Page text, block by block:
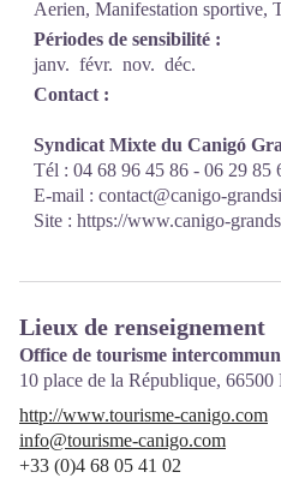
Aerien, Manifestation sportive,
Périodes de sensibilité :
janv. févr. nov. déc.
Contact :
Syndicat Mixte du Canigó
Tél : 04 68 96 45 86 - 06 29 85
E-mail : contact@canigo-
Site : https://www.canigo-
Lieux de renseignement
Office de tourisme
10 place de la République, 66500
http://www.tourisme-canigo.com
info@tourisme-canigo.com
+33 (0)4 68 05 41 02